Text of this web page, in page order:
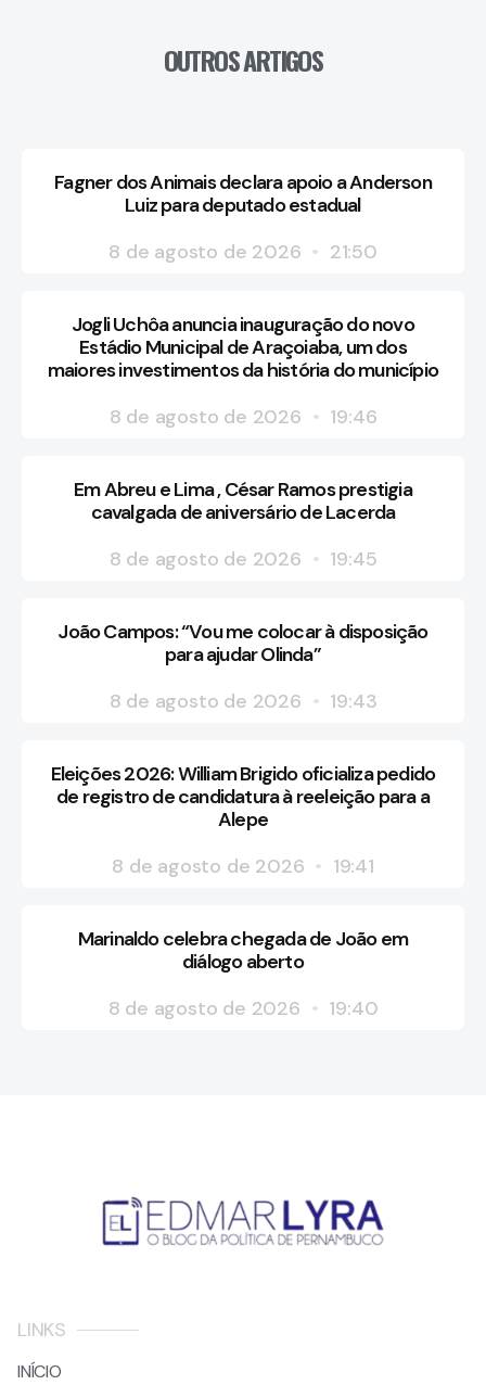
OUTROS ARTIGOS
Fagner dos Animais declara apoio a Anderson
Luiz para deputado estadual
8 de agosto de 2026
21:50
Jogli Uchôa anuncia inauguração do novo
Estádio Municipal de Araçoiaba, um dos
maiores investimentos da história do município
8 de agosto de 2026
19:46
Em Abreu e Lima , César Ramos prestigia
cavalgada de aniversário de Lacerda
8 de agosto de 2026
19:45
João Campos: “Vou me colocar à disposição
para ajudar Olinda”
8 de agosto de 2026
19:43
Eleições 2026: William Brigido oficializa pedido
de registro de candidatura à reeleição para a
Alepe
8 de agosto de 2026
19:41
Marinaldo celebra chegada de João em
diálogo aberto
8 de agosto de 2026
19:40
LINKS
INÍCIO